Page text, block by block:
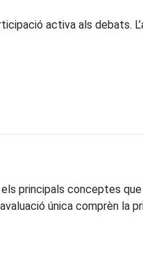
activa als debats.
els principals conceptes
única comprèn la